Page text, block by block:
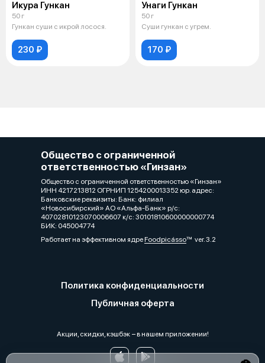
Икура Гункан
50 г
Гункан суши с икрой лосося.
230 ₽
Унаги Гункан
50 г
Суши гункан с угрем.
170 ₽
Общество с ограниченной
ответственностью «Гинзан»
Общество с ограниченной ответственностью «Гинзан»
ИНН 4217213812 ОГРНИП 1254200013352 юр. адрес:
Банковские реквизиты: Банк: филиал
«Новосибирский» АО «Альфа-Банк» р/с:
40702810123070006607 к/с: 30101810600000000774
БИК: 045004774
Работает на эффективном ядреFoodpicássover. 3.2
Политика конфиденциальности
Публичная оферта
Акции, скидки, кэшбэк − в нашем приложении!